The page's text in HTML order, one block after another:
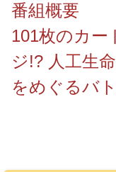
番組概要
101枚のカー
ジ!? 人工生
をめぐるバ